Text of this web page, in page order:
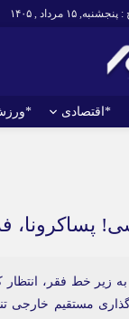
۱۵ مرداد , ۱۴۰۵
*اقتصادی
سرمایه‌گذاری مستقیم